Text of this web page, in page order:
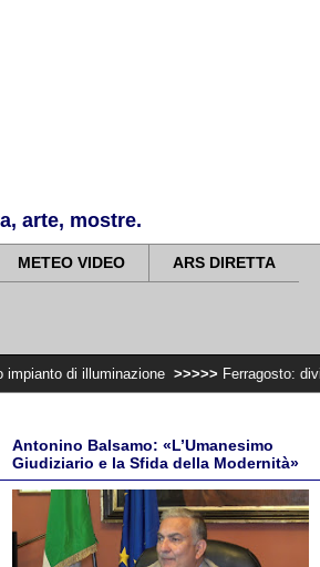
arte, mostre.
METEO VIDEO ARS DIRETTA
>>>>> Ferragosto: divieto di
Antonino Balsamo: «L’Umanesimo
Giudiziario e la Sfida della Modernità»